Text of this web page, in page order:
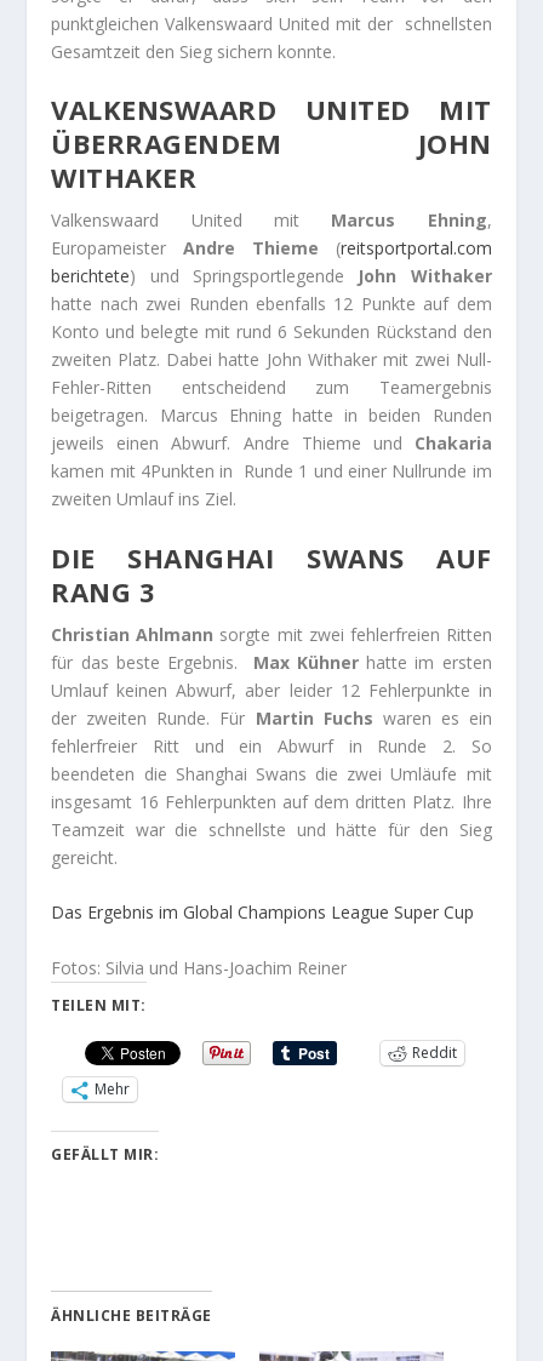
punktgleichen Valkenswaard United mit der schnellsten
Gesamtzeit den Sieg sichern konnte.
VALKENSWAARD UNITED MIT
ÜBERRAGENDEM JOHN
WITHAKER
Valkenswaard United mit Marcus Ehning,
EuropameisterAndre Thieme (reitsportportal.com
berichtete) und Springsportlegende John Withaker
hatte nach zwei Runden ebenfalls 12 Punkte auf dem
Konto und belegte mit rund 6 Sekunden Rückstand den
zweiten Platz. Dabei hatte John Withaker mit zwei Null-
Fehler-Ritten entscheidend zum Teamergebnis
beigetragen. Marcus Ehning hatte in beiden Runden
jeweils einen Abwurf. Andre Thieme und Chakaria
kamen mit 4Punkten in Runde 1 und einer Nullrunde im
zweiten Umlauf ins Ziel.
DIE SHANGHAI SWANS AUF
RANG 3
Christian Ahlmann sorgte mit zwei fehlerfreien Ritten
für das beste Ergebnis. Max Kühnerhatte im ersten
Umlauf keinen Abwurf, aber leider 12 Fehlerpunkte in
der zweiten Runde. Für Martin Fuchs waren es ein
fehlerfreier Ritt und ein Abwurf in Runde 2. So
beendeten die Shanghai Swans die zwei Umläufe mit
insgesamt 16 Fehlerpunkten auf dem dritten Platz. Ihre
Teamzeit war die schnellste und hätte für den Sieg
gereicht.
Das Ergebnis im Global Champions League Super Cup
Fotos: Silvia und Hans-Joachim Reiner
TEILEN MIT:
Reddit
Mehr
GEFÄLLT MIR:
ÄHNLICHE BEITRÄGE